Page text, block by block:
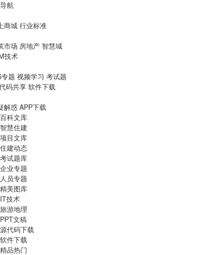
导航
商城 行业标准
市场 房地产 智慧城
技术
题 视频学习 考试题
码共享 软件下载
解惑 APP下载
百科文库
智慧住建
项目文库
住建动态
考试题库
企业专题
人员专题
精美图库
IT技术
旅游地理
PPT文稿
源代码下载
软件下载
精品热门